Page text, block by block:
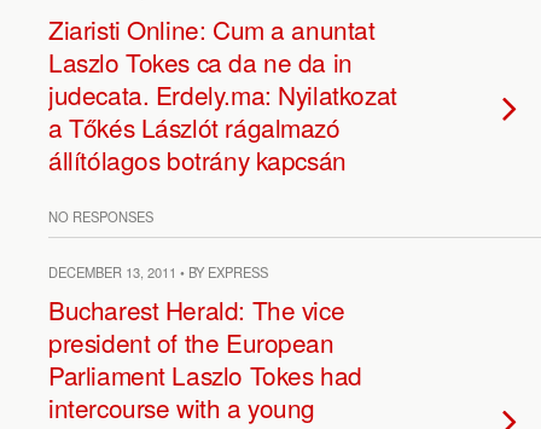
Ziaristi Online: Cum a anuntat
Laszlo Tokes ca da ne da in
judecata. Erdely.ma: Nyilatkozat
a Tőkés Lászlót rágalmazó
állítólagos botrány kapcsán
NO RESPONSES
DECEMBER 13, 2011 • BY EXPRESS
Bucharest Herald: The vice
president of the European
Parliament Laszlo Tokes had
intercourse with a young